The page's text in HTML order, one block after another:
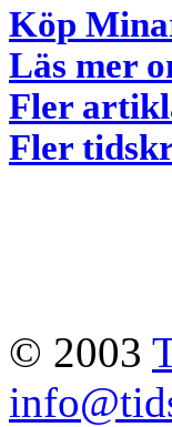
Köp
Läs mer
Fler
Fler
© 2003